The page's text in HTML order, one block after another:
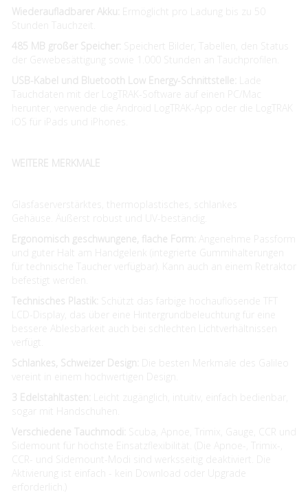
Wiederaufladbarer Akku:
Ermöglicht pro Ladung bis zu 50
Stunden Tauchzeit.
485 MB großer Speicher:
Speichert Bilder, Tabellen, den Status
der Gewebesättigung sowie 1.000 Stunden an Tauchprofilen.
USB-Kabel und Bluetooth Low Energy-Schnittstelle:
Tauchdaten mit der LogTRAK-Software auf einen PC/Mac
herunter, verwende die Android LogTRAK-App oder die LogTRAK
iOS für iPads und iPhones.
WEITERE MERKMALE
Glasfaserverstärktes, thermoplastisches, schlankes
Gehäuse. Äußerst robust und UV-beständig.
Ergonomisch geschwungene, flache Form:
Angenehme Passform
und guter Halt am Handgelenk (integrierte Gummihalterungen
für technische Taucher verfügbar). Kann auch an einem Retraktor
befestigt werden.
Technisches Plastik:
Schützt das farbige hochauflösende TFT
LCD-Display, das über eine Hintergrundbeleuchtung für eine
bessere Ablesbarkeit auch bei schlechten Lichtverhältnissen
verfügt.
Schlankes, Schweizer Design:
Die besten Merkmale des Galileo
vereint in einem hochwertigen Design.
3 Edelstahltasten:
Leicht zugänglich, intuitiv, einfach bedienbar,
sogar mit Handschuhen.
Verschiedene Tauchmodi:
Scuba, Apnoe, Trimix, Gauge, CCR und
Sidemount für höchste Einsatzflexibilität. (Die Apnoe-, Trimix-,
CCR- und Sidemount-Modi sind werksseitig deaktiviert. Die
Aktivierung ist einfach - kein Download oder Upgrade
erforderlich.)